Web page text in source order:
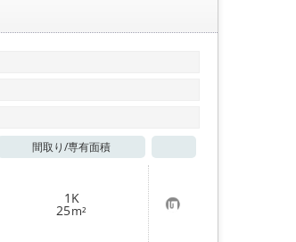
間取り/専有面積
1K
25m² お
気
に